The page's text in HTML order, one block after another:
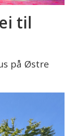
til
på Østre